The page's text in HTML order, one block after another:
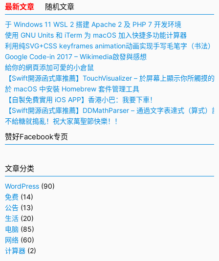
最新文章 随机文章
于 Windows 11 WSL 2 搭建 Apache 2 及 PHP 7 开发环境
使用 GNU Units 和 iTerm 为 macOS 加入快捷多功能计算器
利用纯SVG+CSS keyframes animation动画实现手写毛笔字（书法）
Google Code-in 2017 – Wikimedia啟發與感想
給你的網頁添加可愛的小倉鼠
【Swift開源函式庫推薦】TouchVisualizer – 於屏幕上顯示你所觸摸的
於 macOS 中安裝 Homebrew 套件管理工具
【自製免費實用 iOS APP】香港小巴：我要下車！
【Swift開源函式庫推薦】DDMathParser – 通過文字表達式（算式）
不給糖就搗亂！祝大家萬聖節快樂！！
赞好Facebook专页
文章分类
WordPress (90)
免费 (14)
公告 (13)
生活 (20)
电脑 (85)
网络 (60)
计算器 (2)